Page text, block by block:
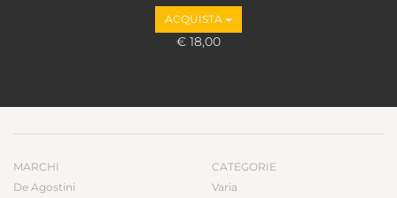
ACQUISTA
€ 18,00
MARCHI
De Agostini
CATEGORIE
Varia